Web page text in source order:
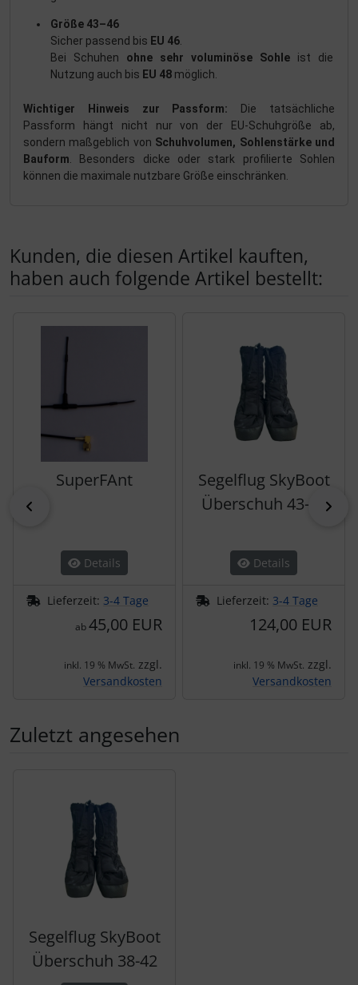
Größe 43–46
Sicher passend bis EU 46
Bei Schuhen
ohne sehr voluminöse Sohle
ist die
Nutzung auch bis EU 48 möglich.
Wichtiger Hinweis zur Passform:
Die tatsächliche
Passform hängt nicht nur von der EU-Schuhgröße ab,
sondern maßgeblich von Schuhvolumen, Sohlenstärke und
Bauform . Besonders dicke oder stark profilierte Sohlen
können die maximale nutzbare Größe einschränken.
Kunden, die diesen Artikel kauften,
haben auch folgende Artikel bestellt:
SuperFAnt
Details
Lieferzeit: 3-4 Tage
ab45,00 EUR
inkl. 19 % MwSt. zzgl.
Versandkosten
Segelflug SkyBoot
Überschuh 43-46
Details
Lieferzeit: 3-4 Tage
124,00 EUR
inkl. 19 % MwSt. zzgl.
Versandkosten
Zuletzt angesehen
Segelflug SkyBoot
Überschuh 38-42